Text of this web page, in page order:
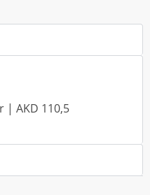
| AKD 110,5